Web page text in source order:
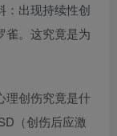
：出现持续性创
雀。这究竟是为
理创伤究竟是什
（创伤后应激